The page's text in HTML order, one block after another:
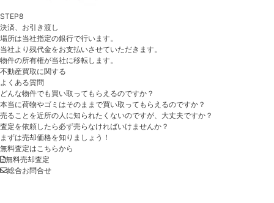
STEP8
決済、お引き渡し
場所は当社指定の銀行で行います。
当社より残代金をお支払いさせていただきます。
物件の所有権が当社に移転します。
不動産買取に関する
よくある質問
どんな物件でも買い取ってもらえるのですか？
本当に荷物やゴミはそのままで買い取ってもらえるのですか？
売ることを近所の人に知られたくないのですが、大丈夫ですか？
査定を依頼したら必ず売らなければいけませんか？
まずは売却価格を知りましょう！
無料査定はこちらから
無料売却査定
総合お問合せ